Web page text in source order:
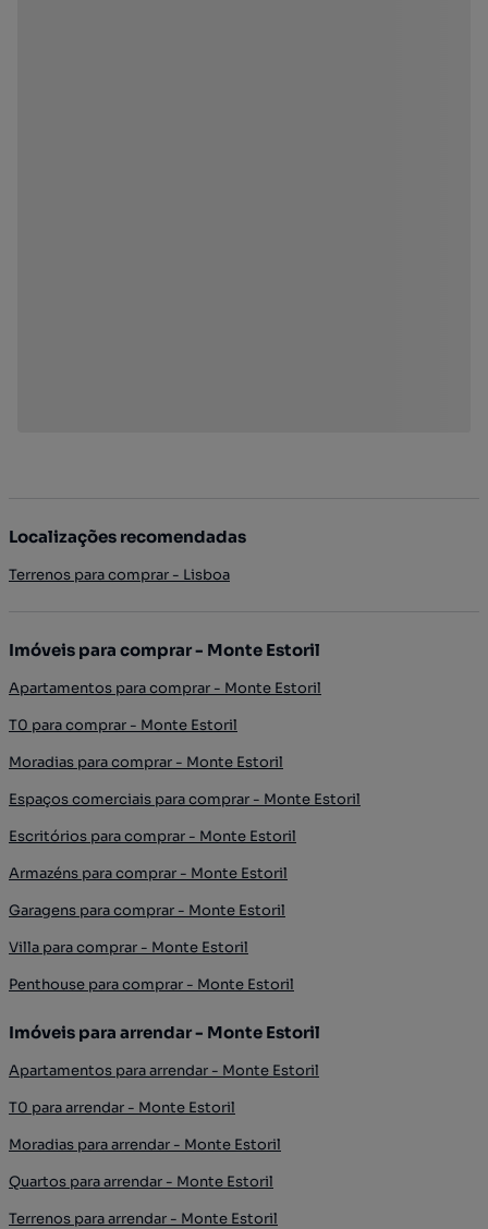
Localizações recomendadas
Terrenos para comprar - Lisboa
Imóveis para comprar - Monte Estoril
Apartamentos para comprar - Monte Estoril
T0 para comprar - Monte Estoril
Moradias para comprar - Monte Estoril
Espaços comerciais para comprar - Monte Estoril
Escritórios para comprar - Monte Estoril
Armazéns para comprar - Monte Estoril
Garagens para comprar - Monte Estoril
Villa para comprar - Monte Estoril
Penthouse para comprar - Monte Estoril
Imóveis para arrendar - Monte Estoril
Apartamentos para arrendar - Monte Estoril
T0 para arrendar - Monte Estoril
Moradias para arrendar - Monte Estoril
Quartos para arrendar - Monte Estoril
Terrenos para arrendar - Monte Estoril